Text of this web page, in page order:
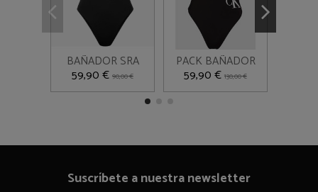
BAÑADOR SRA
CALVIN
59,90 € 90,00 €

Añadir al
carrito
PACK BAÑADOR
SRA CALVIN
59,90 € 130,00 €
M XL

Añadir al
carrito
Suscríbete a nuestra newsletter